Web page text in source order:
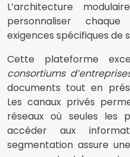
L’architecture
personnaliser
exigences spécifiques
Cette plateforme
consortiums
documents tout en
Les canaux privés
réseaux où seules les
accéder aux
segmentation assure